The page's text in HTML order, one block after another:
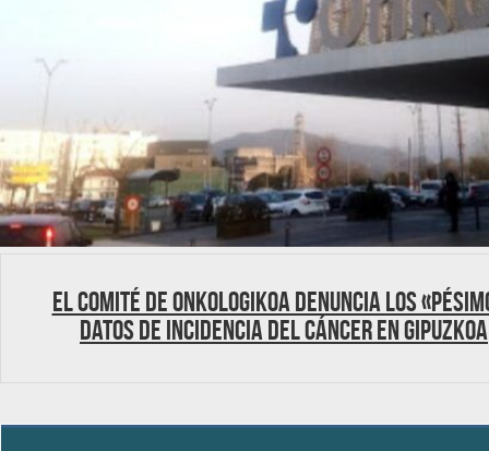
El comité de Onkologikoa denuncia los
datos de incidencia del cáncer en Gipuzkoa